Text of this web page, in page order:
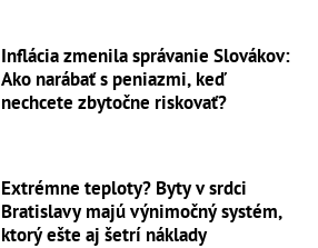
Inflácia zmenila správanie Slovákov:
Ako narábať s peniazmi, keď
nechcete zbytočne riskovať?
Extrémne teploty? Byty v srdci
Bratislavy majú výnimočný systém,
ktorý ešte aj šetrí náklady